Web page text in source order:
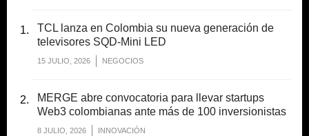
TCL lanza en Colombia su nueva generación de
televisores SQD-Mini LED
15 JULIO, 2026 NEGOCIOS
MERGE abre convocatoria para llevar startups
Web3 colombianas ante más de 100 inversionistas
8 JULIO, 2026 INNOVACIÓN